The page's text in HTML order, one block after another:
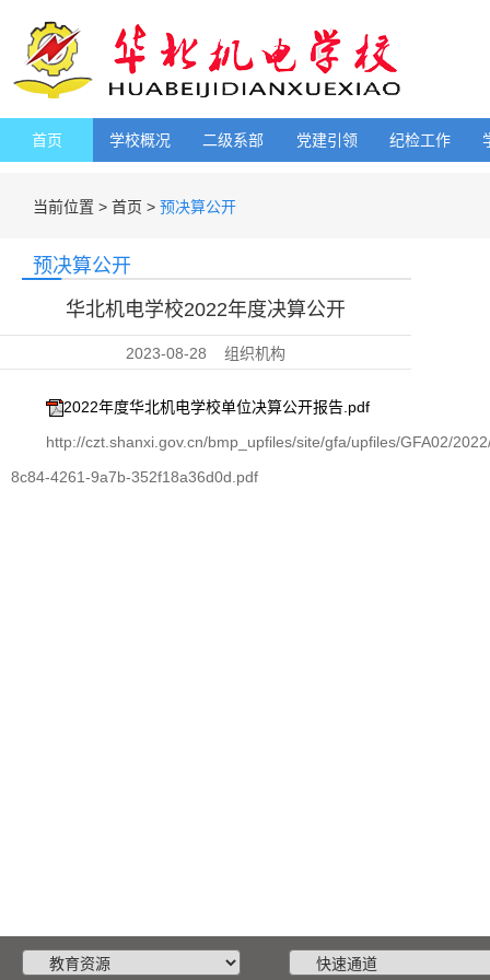
首页 学校概况 二级系部 党建引领 纪检工作
当前位置 > 首页 > 预决算公开
预决算公开
华北机电学校2022年度决算公开
2023-08-28 组织机构
2022年度华北机电学校单位决算公开报告.pdf
http://czt.shanxi.gov.cn/bmp_upfiles/site/gfa/upfiles/GFA02/
8c84-4261-9a7b-352f18a36d0d.pdf